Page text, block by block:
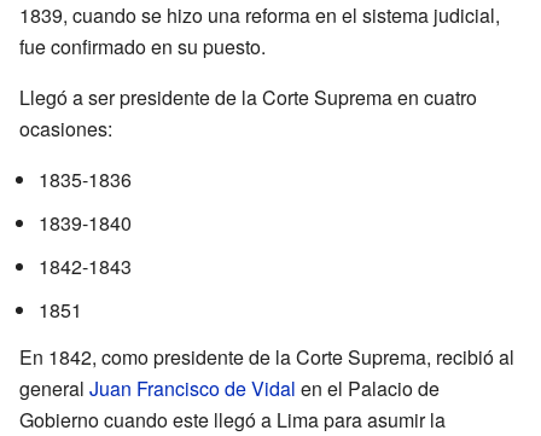
1839, cuando se hizo una reforma en el sistema judicial,
fue confirmado en su puesto.
Llegó a ser presidente de la Corte Suprema en cuatro
ocasiones:
1835-1836
1839-1840
1842-1843
1851
En 1842, como presidente de la Corte Suprema, recibió al
general Juan Francisco de Vidal en el Palacio de
Gobierno cuando este llegó a Lima para asumir la